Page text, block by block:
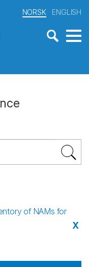
NORSK ENGLISH
of NAMs for
X